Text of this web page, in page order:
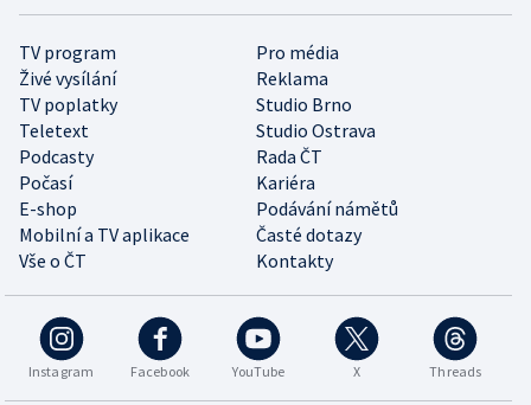
TV program
Pro média
Živé vysílání
Reklama
TV poplatky
Studio Brno
Teletext
Studio Ostrava
Podcasty
Rada ČT
Počasí
Kariéra
E-shop
Podávání námětů
Mobilní a TV aplikace
Časté dotazy
Vše o ČT
Kontakty
Instagram Facebook YouTube X Threads